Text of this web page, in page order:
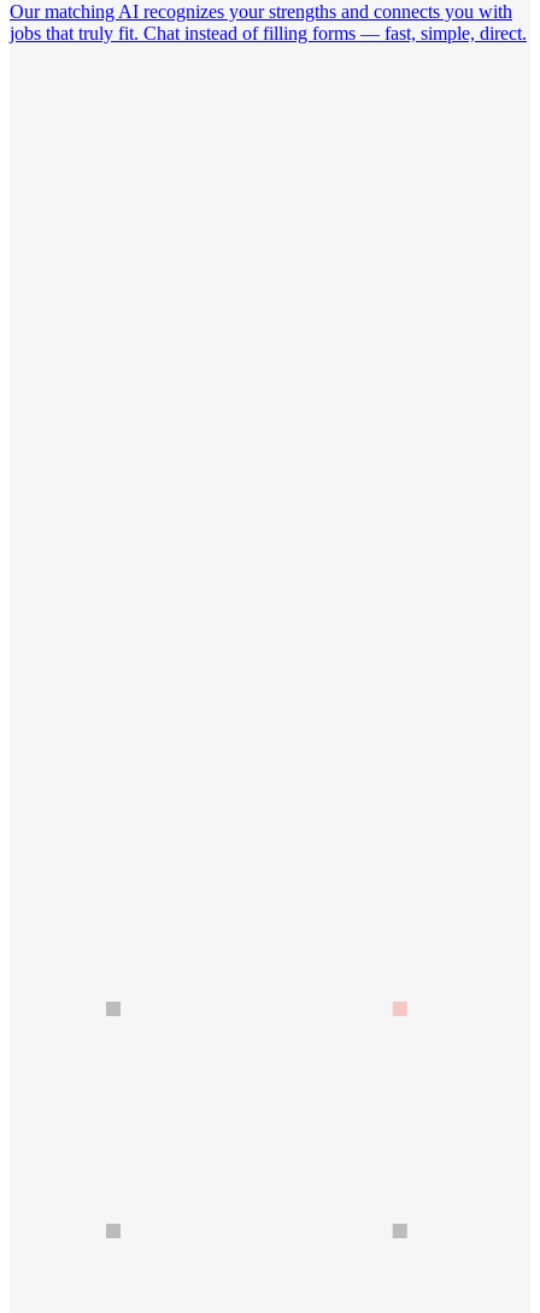
Our matching AI recognizes your strengths and connects you with
jobs that truly fit. Chat instead of filling forms — fast, simple, direct.